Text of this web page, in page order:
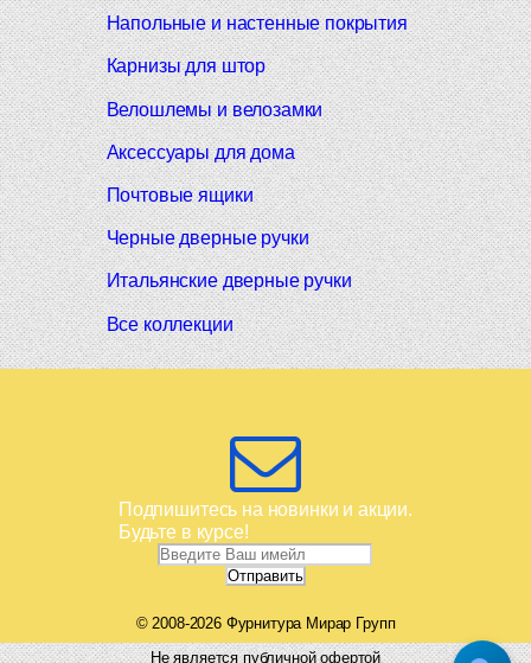
Напольные и настенные покрытия
Карнизы для штор
Велошлемы и велозамки
Аксессуары для дома
Почтовые ящики
Черные дверные ручки
Итальянские дверные ручки
Все коллекции
Подпишитесь на новинки и акции.
Будьте в курсе!
© 2008-2026 Фурнитура Мирар Групп
Не является публичной офертой